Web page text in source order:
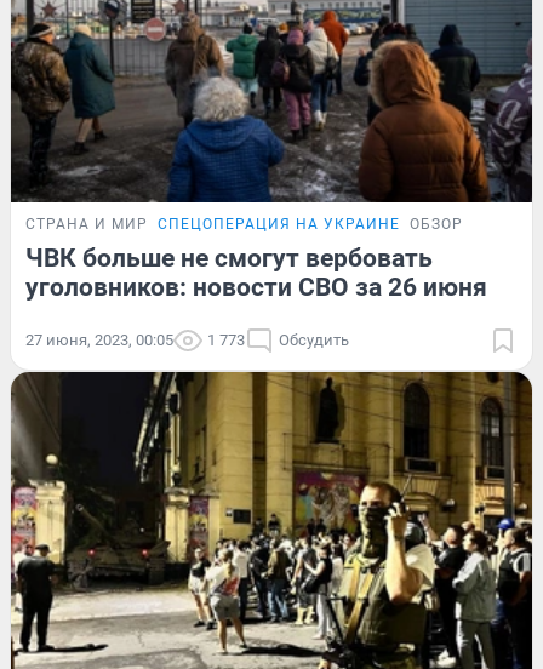
СТРАНА И МИР СПЕЦОПЕРАЦИЯ НА УКРАИНЕ ОБЗОР
ЧВК больше не смогут вербовать
уголовников: новости СВО за 26 июня
27 июня, 2023, 00:05 1 773 Обсудить